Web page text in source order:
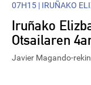
07H15 | IRUÑAKO
Iruñako
Otsailaren
Javier Magando-